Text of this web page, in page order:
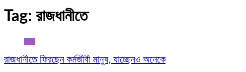
Tag: রাজধানীতে
জাতীয়
রাজধানীতে ফিরছেন কর্মজীবী মানুষ, যাচ্ছেনও অনেকে